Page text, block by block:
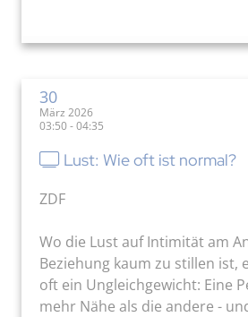
30
März 2026
03:50 - 04:35
Lust: Wie oft ist normal?
ZDF
Wo die Lust auf Intimität am
Beziehung kaum zu stillen ist,
oft ein Ungleichgewicht: Eine
mehr Nähe als die andere -